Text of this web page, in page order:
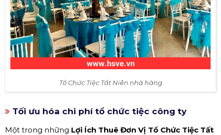
Tổ Chức Tiệc Tất Niên nhà hàng
Tối ưu hóa chi phí tổ chức tiệc công ty
Một trong những Lợi Ích Thuê Đơn Vị Tổ Chức Tiệc Tất